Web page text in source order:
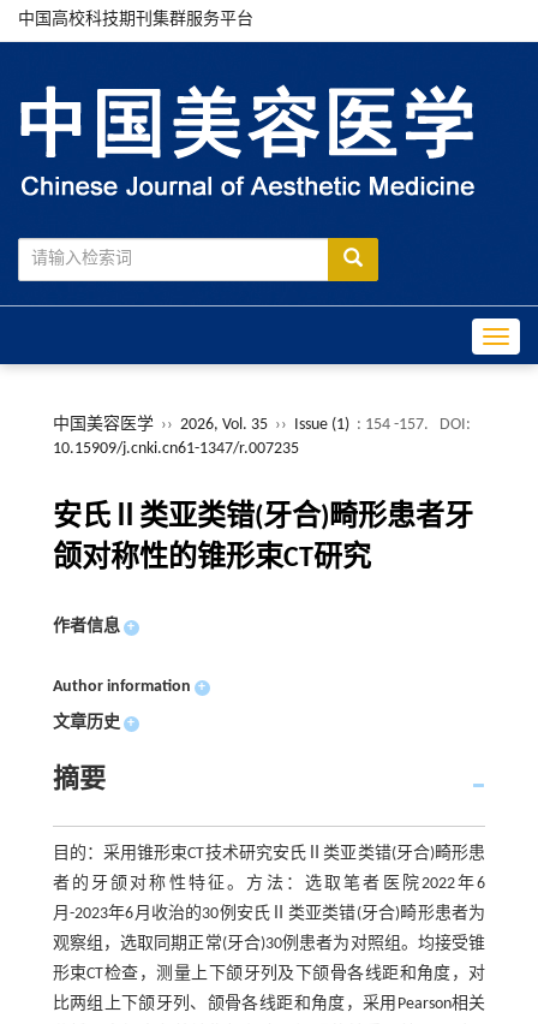
中国高校科技期刊集群服务平台
中国美容医学 ›› 2026, Vol. 35 ›› Issue (1) : 154 -157.
DOI:
10.15909/j.cnki.cn61-1347/r.007235
安氏Ⅱ类亚类错(牙合)畸形患者牙
颌对称性的锥形束CT研究
作者信息 +
Author information +
文章历史 +
摘要
目的：采用锥形束CT技术研究安氏Ⅱ类亚类错(牙合)畸形患
者的牙颌对称性特征。方法：选取笔者医院2022年6
月-2023年6月收治的30例安氏Ⅱ类亚类错(牙合)畸形患者为
观察组，选取同期正常(牙合)30例患者为对照组。均接受锥
形束CT检查，测量上下颌牙列及下颌骨各线距和角度，对
比两组上下颌牙列、颌骨各线距和角度，采用Pearson相关